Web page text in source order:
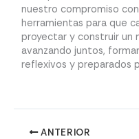
nuestro compromiso
herramientas para que
proyectar y construir un
avanzando juntos,
reflexivos y preparados
ANTERIOR